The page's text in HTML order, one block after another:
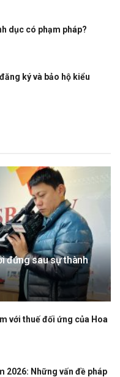
dục có phạm pháp?
ký và bảo hộ kiểu
đứng sau sự thành
với thuế đối ứng của Hoa
2026: Những vấn đề pháp